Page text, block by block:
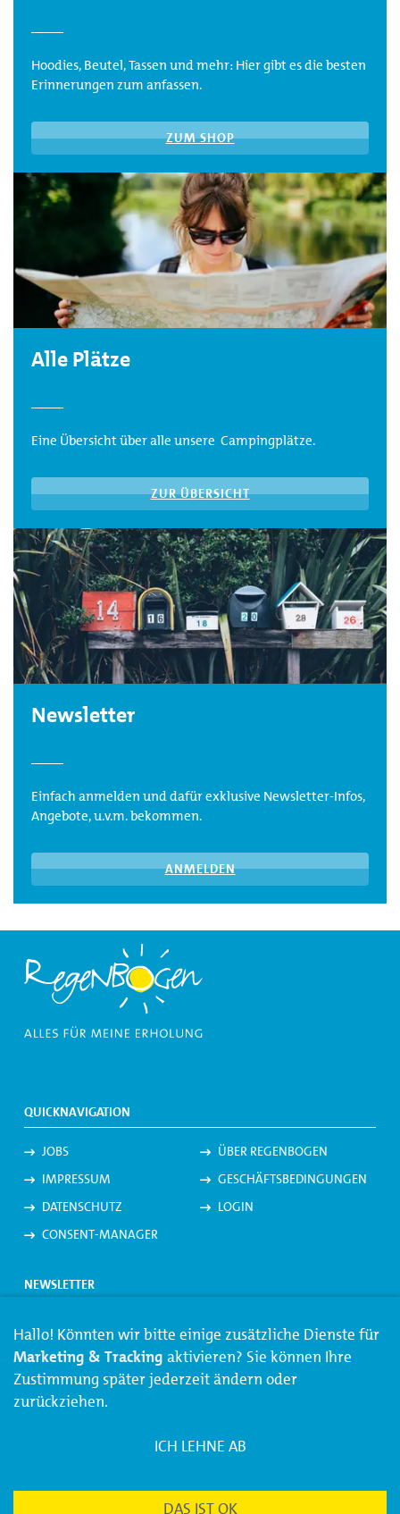
Hoodies, Beutel, Tassen und mehr: Hier gibt es die besten
Erinnerungen zum anfassen.
ZUM SHOP
Alle Plätze
Eine Übersicht über alle unsere Campingplätze.
ZUR ÜBERSICHT
Newsletter
Einfach anmelden und dafür exklusive Newsletter-Infos,
Angebote, u.v.m. bekommen.
ANMELDEN
QUICKNAVIGATION
JOBS
ÜBER REGENBOGEN
IMPRESSUM
GESCHÄFTSBEDINGUNGEN
DATENSCHUTZ
LOGIN
CONSENT-MANAGER
NEWSLETTER
Jetzt den Regenbogen-Newsletter
abonnieren und keine
Angebote und Neuigkeiten mehr verpassen.
JETZT ANMELDEN
REGENBOGEN ANRUFEN/SCHREIBEN
Hallo! Könnten wir bitte einige zusätzliche Dienste für
Marketing & Tracking aktivieren? Sie können Ihre
Zustimmung später jederzeit ändern oder
zurückziehen.
ICH LEHNE AB
DAS IST OK